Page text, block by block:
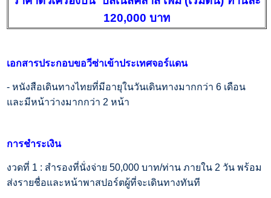
120,000 บาท
เอกสารประกอบขอวีซ่าเข้าประเทศจอร์แดน
- หนังสือเดินทางไทยที่มีอายุในวันเดินทางมากกว่า 6 เดือน
และมีหน้าว่างมากกว่า 2 หน้า
การชำระเงิน
งวดที่ 1 : สำรองที่นั่งจ่าย 50,000 บาท/ท่าน ภายใน 2 วัน พร้อม
ส่งรายชื่อและหน้าพาสปอร์ตผู้ที่จะเดินทางทันที